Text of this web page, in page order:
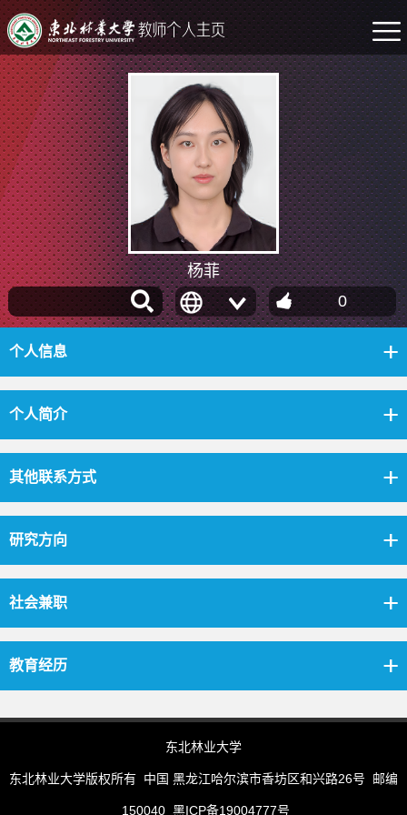
杨菲
0
个人信息
个人简介
其他联系方式
研究方向
社会兼职
教育经历
东北林业大学
东北林业大学版权所有 中国 黑龙江哈尔滨市香坊区和兴路26号 邮编
150040 黑ICP备19004777号